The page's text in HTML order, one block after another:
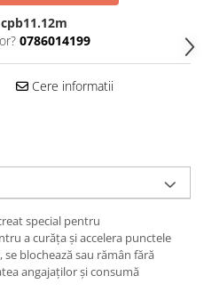
cpb11.12m
0786014199
Cere informatii
special pentru
a curăța și accelera punctele
blochează sau rămân fără
angajaților și consumă